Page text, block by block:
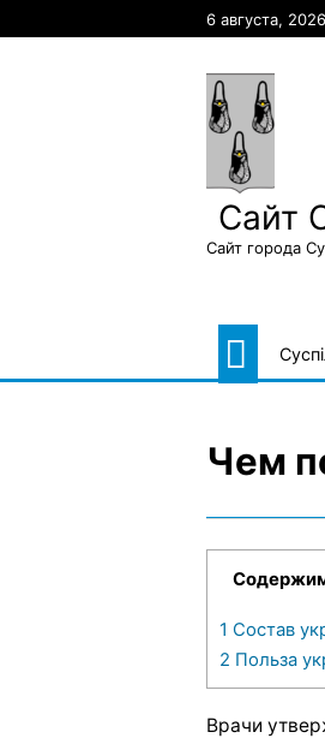
6 августа,
Сайт
Сайт города
Чем
1 Состав
2 Польза
Врачи